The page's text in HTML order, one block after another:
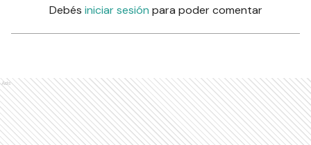
Debés iniciar sesión para poder comentar
Ads